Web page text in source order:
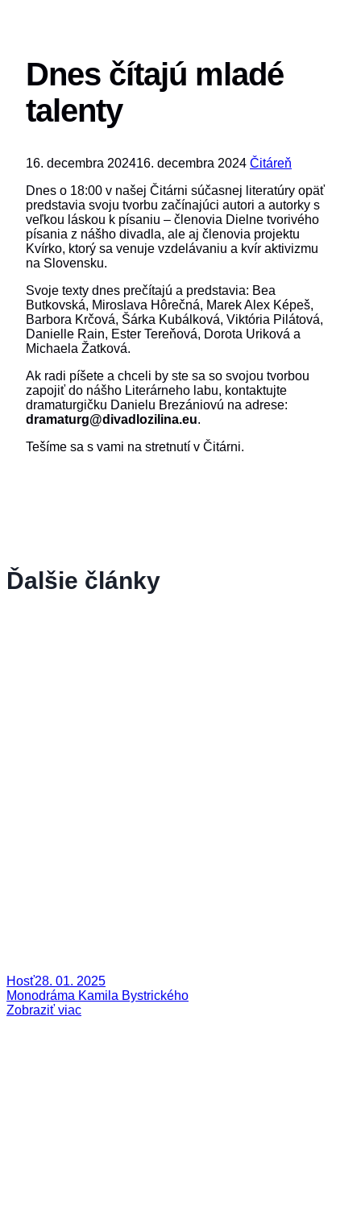
Dnes čítajú mladé
talenty
16. decembra 202416. decembra 2024 Čitáreň
Dnes o 18:00 v našej Čitárni súčasnej literatúry opäť
predstavia svoju tvorbu začínajúci autori a autorky s
veľkou láskou k písaniu – členovia Dielne tvorivého
písania z nášho divadla, ale aj členovia projektu
Kvírko, ktorý sa venuje vzdelávaniu a kvír aktivizmu
na Slovensku.
Svoje texty dnes prečítajú a predstavia: Bea
Butkovská, Miroslava Hôrečná, Marek Alex Képeš,
Barbora Krčová, Šárka Kubálková, Viktória Pilátová,
Danielle Rain, Ester Tereňová, Dorota Uriková a
Michaela Žatková.
Ak radi píšete a chceli by ste sa so svojou tvorbou
zapojiť do nášho Literárneho labu, kontaktujte
dramaturgičku Danielu Brezániovú na adrese:
dramaturg@divadlozilina.eu.
Tešíme sa s vami na stretnutí v Čitárni.
Ďalšie články
Hosť28. 01. 2025
Monodráma Kamila Bystrického
Zobraziť viac